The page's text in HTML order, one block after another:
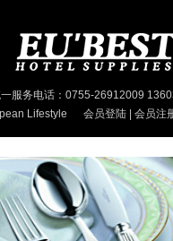
服务电话：0755-26912009
Lifestyle
会员登陆 会员注